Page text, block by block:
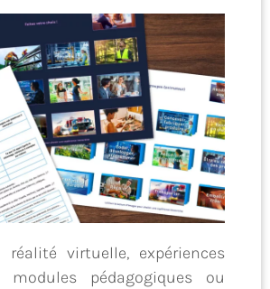
réalité virtuelle, expériences
modules pédagogiques ou